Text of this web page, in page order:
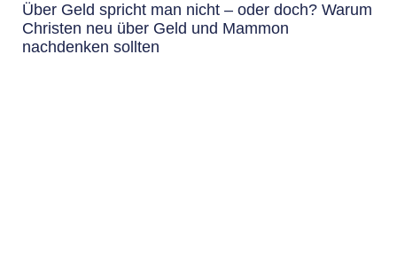
Über Geld spricht man nicht – oder doch? Warum
Christen neu über Geld und Mammon
nachdenken sollten